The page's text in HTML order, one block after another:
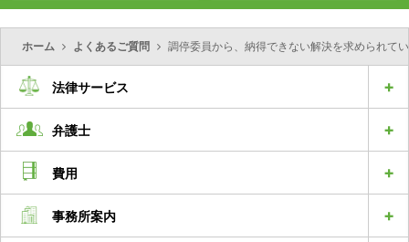
ホーム よくあるご質問 調停委員から、納得できない解決を求められて
法律サービス
弁護士
費用
事務所案内